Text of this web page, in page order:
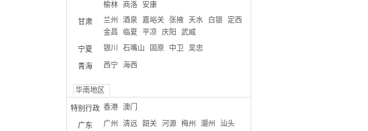
榆林
商洛 安康
甘肃
兰州 酒泉 嘉峪关 张掖 天水 白银
定西
金昌
临夏 平凉 庆阳
武威
宁夏
银川 石嘴山 固原 中卫 吴忠
青海 西宁 海西
华南地区
特别行政 香港 澳门
广东 广州 清远 韶关 河源 梅州 潮州
汕头